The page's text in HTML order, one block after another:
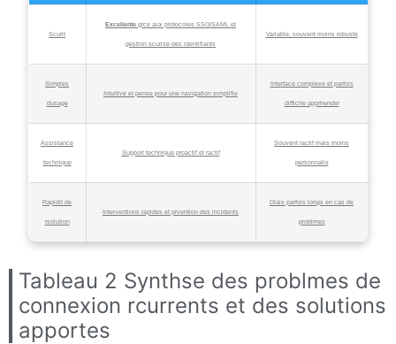
Scurit
Excellente grce aux protocoles SSO/SAML et
gestion scurise des identifiants
Variable, souvent moins robuste
Simples
dusage
Intuitive et pense pour une navigation simplifie
Interface complexe et parfois
difficile apprhender
Assistance
technique
Support technique proactif et ractif
Souvent ractif mais moins
personnalis
Rapidit de
rsolution
Interventions rapides et prvention des incidents
Dlais parfois longs en cas de
problmes
Tableau 2 Synthse des problmes de
connexion rcurrents et des solutions
apportes